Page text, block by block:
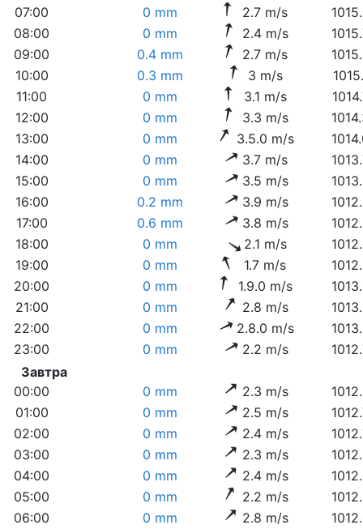
07:00
0 mm 2.7 m/s
08:00
0 mm 2.4 m/s
09:00
0.4 mm 2.7 m/s
10:00
0.3 mm 3 m/s
11:00
0 mm 3.1 m/s
12:00
0 mm 3.3 m/s
13:00
0 mm 3.5.0 m/s
14:00
0 mm 3.7 m/s
15:00
0 mm 3.5 m/s
16:00
0.2 mm 3.9 m/s
17:00
0.6 mm 3.8 m/s
18:00
0 mm 2.1 m/s
19:00
0 mm 1.7 m/s
20:00
0 mm 1.9.0 m/s
21:00
0 mm 2.8 m/s
22:00
0 mm 2.8.0 m/s
23:00
0 mm 2.2 m/s
Завтра
00:00
0 mm 2.3 m/s
01:00
0 mm 2.5 m/s
02:00
0 mm 2.4 m/s
03:00
0 mm 2.3 m/s
04:00
0 mm 2.4 m/s
05:00
0 mm 2.2 m/s
06:00
0 mm 2.8 m/s